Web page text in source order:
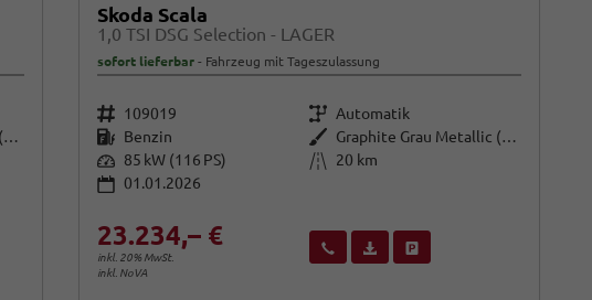
Graphite Grau Metallic (5X)
Skoda Scala
1,0 TSI DSG Selection - LAGER
sofort lieferbar Fahrzeug mit Tageszulassung
Fahrzeugnr. 109019 Getriebe Automatik
Kraftstoff Benzin Außenfarbe
Graphite Grau Metallic (5X)
Leistung 85 kW (116 PS) Kilometerstand
20 km
01.01.2026
23.234,– €
inkl. 20% MwSt.
inkl. NoVA
Wir rufen Sie anFahrzeugexposé (PDF)
Fahrzeug parken